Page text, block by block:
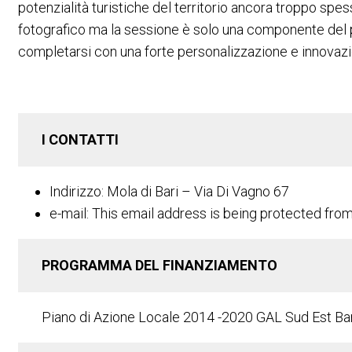
potenzialità turistiche del territorio ancora troppo
fotografico ma la sessione è solo una componente
completarsi con una forte personalizzazione e
I CONTATTI
Indirizzo: Mola di Bari – Via Di Vagno 67
e-mail: This email address is being protected
PROGRAMMA DEL FINANZIAMENTO
Piano di Azione Locale 2014 -2020 GAL Sud Est